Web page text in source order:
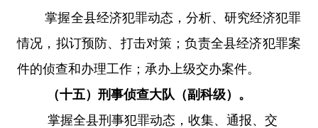
掌握全县经济犯罪动态，分析、研究经济犯罪
情况，拟订预防、打击对策；负责全县经济犯罪案
件的侦查和办理工作；承办上级交办案件。
（十五）刑事侦查大队（副科级）。
掌握全县刑事犯罪动态，收集、通报、交